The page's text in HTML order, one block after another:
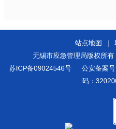
站点地图 |
无锡市应急管理局版权所
苏ICP备09024546号
公安备案
码：